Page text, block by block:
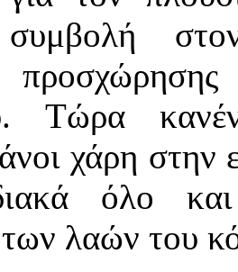
συμβολή
Τώρα
χάρη στην
όλο
των λαών του